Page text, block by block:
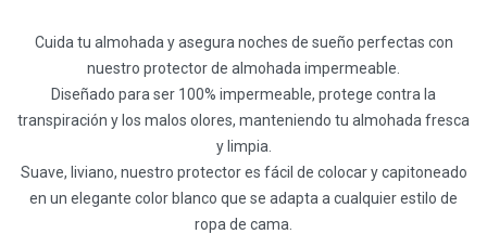
Cuida tu almohada y asegura noches de sueño perfectas con
nuestro protector de almohada impermeable.
Diseñado para ser 100% impermeable, protege contra la
transpiración y los malos olores, manteniendo tu almohada fresca
y limpia.
Suave, liviano, nuestro protector es fácil de colocar y capitoneado
en un elegante color blanco que se adapta a cualquier estilo de
ropa de cama.